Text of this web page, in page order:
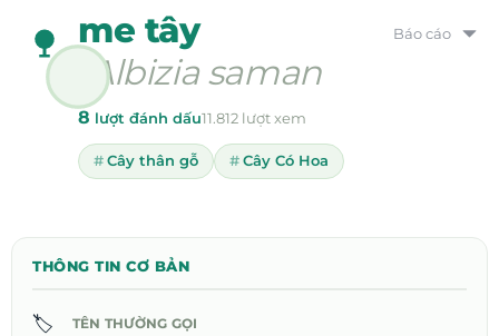
me tây
Albizia saman
8 lượt đánh dấu11.812 lượt xem
Cây thân gỗ Cây Có Hoa
Báo cáo
THÔNG TIN CƠ BẢN
🏷️ TÊN THƯỜNG GỌI